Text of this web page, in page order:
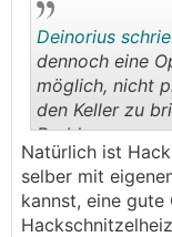
Deinorius
dennoch eine
möglich, nicht
den Keller zu
Problem.
Natürlich ist
selber mit
kannst, eine gute